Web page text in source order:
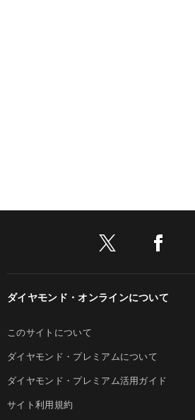
ダイヤモンド・オンラインについて
このサイトについて
ダイヤモンド・プレミアムについて
ダイヤモンド・プレミアム活用ガイド
サイト利用規約